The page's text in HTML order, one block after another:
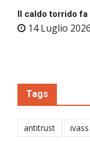
Il caldo torrido
14 Luglio 2026
Tags
antitrust ivass